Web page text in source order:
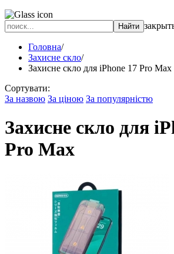
Головна/
Захисне скло/
Захисне скло для iPhone 17 Pro Max
Сортувати:
За назвою За ціною За популярністю
Захисне скло для
Pro Max